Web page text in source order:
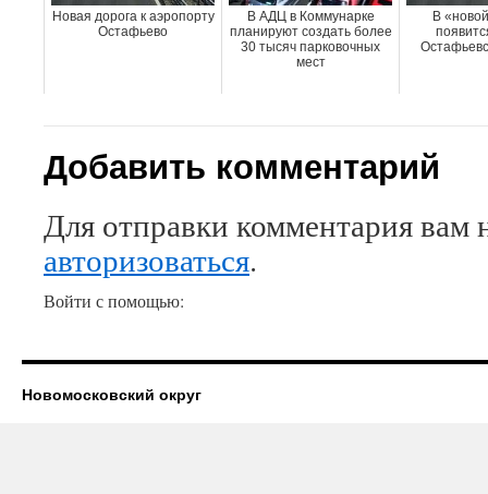
Новая дорога к аэропорту
Остафьево
В АДЦ в Коммунарке
планируют создать более
30 тысяч парковочных
мест
В
Добавить комментарий
Для отправки комментария вам
авторизоваться.
Войти с помощью:
Новомосковский округ